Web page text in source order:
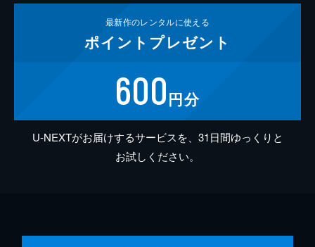
最新作のレンタルに使える
ポイント プレゼント
600円分
U-NEXTがお届けするサービスを、31日間ゆっくりと
お試しください。